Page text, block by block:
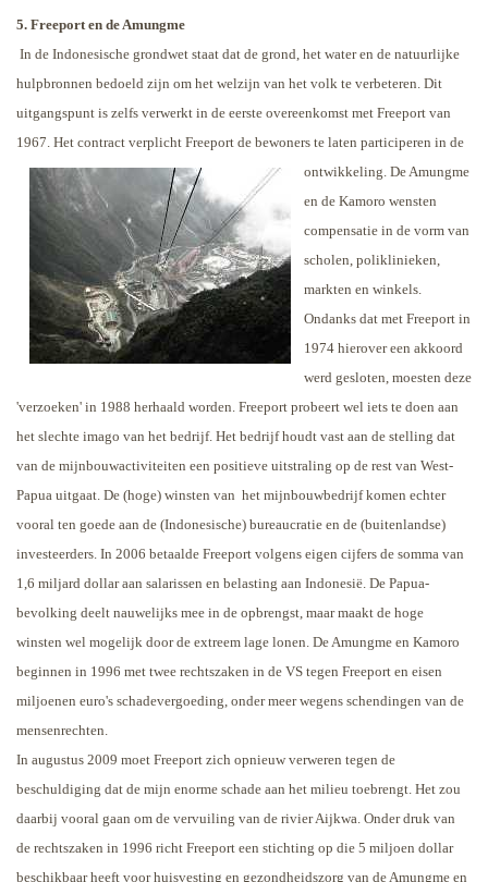
5. Freeport en de Amungme
In de Indonesische grondwet staat dat de grond, het water en de natuurlijke
hulpbronnen bedoeld zijn om het welzijn van het volk te verbeteren. Dit
uitgangspunt is zelfs verwerkt in de eerste overeenkomst met Freeport van
1967. Het contract verplicht Freeport de bewoners te laten participeren in de
ontwikkeling. De Amungme
en de Kamoro wensten
compensatie in de vorm van
scholen, poliklinieken,
markten en winkels.
Ondanks dat met Freeport in
1974 hierover een akkoord
werd gesloten, moesten deze
'verzoeken' in 1988 herhaald worden. Freeport probeert wel iets te doen aan
het slechte imago van het bedrijf. Het bedrijf houdt vast aan de stelling dat
van de mijnbouwactiviteiten een positieve uitstraling op de rest van West-
Papua uitgaat. De (hoge) winsten van het mijnbouwbedrijf komen echter
vooral ten goede aan de (Indonesische) bureaucratie en de (buitenlandse)
investeerders. In 2006 betaalde Freeport volgens eigen cijfers de somma van
1,6 miljard dollar aan salarissen en belasting aan Indonesië. De Papua-
bevolking deelt nauwelijks mee in de opbrengst, maar maakt de hoge
winsten wel mogelijk door de extreem lage lonen. De Amungme en Kamoro
beginnen in 1996 met twee rechtszaken in de VS tegen Freeport en eisen
miljoenen euro's schadevergoeding, onder meer wegens schendingen van de
mensenrechten.
In augustus 2009 moet Freeport zich opnieuw verweren tegen de
beschuldiging dat de mijn enorme schade aan het milieu toebrengt. Het zou
daarbij vooral gaan om de vervuiling van de rivier Aijkwa. Onder druk van
de rechtszaken in 1996 richt Freeport een stichting op die 5 miljoen dollar
beschikbaar heeft voor huisvesting en gezondheidszorg van de Amungme en